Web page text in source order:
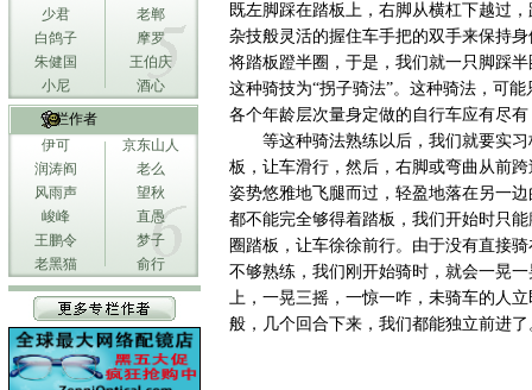
少君
老郸
白鸽子
摩罗
朱健国
王伯庆
小尼
酒心
专栏作者
伊可
京东山人
润涛阎
老么
风雨声
望秋
峻峰
直愚
王鹏令
梦子
老黑猫
俞行
既左脚踩在踏板上，右脚从横杠下越过
杂技般灵活的握住车手把的双手来保持
将踏板蹬半圈，于是，我们就一只脚踩
这种骑技为“拐子骑法”。这种骑法，可
各个年龄层次量身定做的自行车应有尽
等这种骑法熟练以后，我们就要实
板，让车滑行，然后，右脚或弯曲从前
姿势悠雅地飞腿而过，轻盈地落在另一
都不能完全够得着踏板，我们开始时只
圈踏板，让车徐徐前行。由于没有直接
不够熟练，我们刚开始骑时，就会一晃
上，一晃三摇，一惊一咋，未骑车的人
般，几个回合下来，我们都能独立前进了